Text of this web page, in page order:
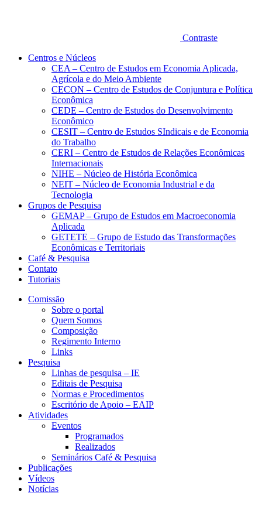
Contraste
Centros e Núcleos
CEA – Centro de Estudos em Economia Aplicada,
Agrícola e do Meio Ambiente
CECON – Centro de Estudos de Conjuntura e Política
Econômica
CEDE – Centro de Estudos do Desenvolvimento
Econômico
CESIT – Centro de Estudos SIndicais e de Economia
do Trabalho
CERI – Centro de Estudos de Relações Econômicas
Internacionais
NIHE – Núcleo de História Econômica
NEIT – Núcleo de Economia Industrial e da
Tecnologia
Grupos de Pesquisa
GEMAP – Grupo de Estudos em Macroeconomia
Aplicada
GETETE – Grupo de Estudo das Transformações
Econômicas e Territoriais
Café & Pesquisa
Contato
Tutoriais
Comissão
Sobre o portal
Quem Somos
Composição
Regimento Interno
Links
Pesquisa
Linhas de pesquisa – IE
Editais de Pesquisa
Normas e Procedimentos
Escritório de Apoio – EAIP
Atividades
Eventos
Programados
Realizados
Seminários Café & Pesquisa
Publicações
Vídeos
Notícias